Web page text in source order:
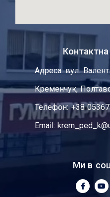
Адреса: вул.
Кременчук,
Телефон: +38
Email:
Ми в